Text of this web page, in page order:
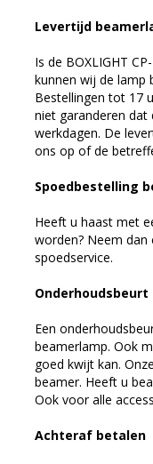
Levertijd
Is de BOXLIGHT
kunnen wij de lamp
Bestellingen tot 17
niet garanderen dat
werkdagen. De
ons op of de
Spoedbestelling
Heeft u haast met
worden? Neem dan
spoedservice.
Onderhoudsbeurt
Een
beamerlamp. Ook
goed kwijt kan.
beamer. Heeft u
Ook voor alle
Achteraf betalen